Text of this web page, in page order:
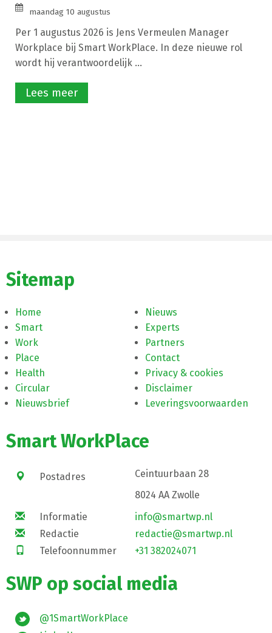
maandag 10 augustus
Per 1 augustus 2026 is Jens Vermeulen Manager
Workplace bij Smart WorkPlace. In deze nieuwe rol
wordt hij verantwoordelijk ...
Lees meer
Sitemap
Home
Smart
Work
Place
Health
Circular
Nieuwsbrief
Nieuws
Experts
Partners
Contact
Privacy & cookies
Disclaimer
Leveringsvoorwaarden
Smart WorkPlace
Postadres
Ceintuurbaan 28
8024 AA Zwolle
Informatie
info@smartwp.nl
Redactie
redactie@smartwp.nl
Telefoonnummer
+31 382024071
SWP op social media
@1SmartWorkPlace